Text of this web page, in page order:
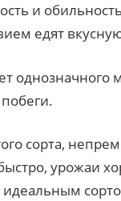
и
едят
сорта,
урожаи
идеальным